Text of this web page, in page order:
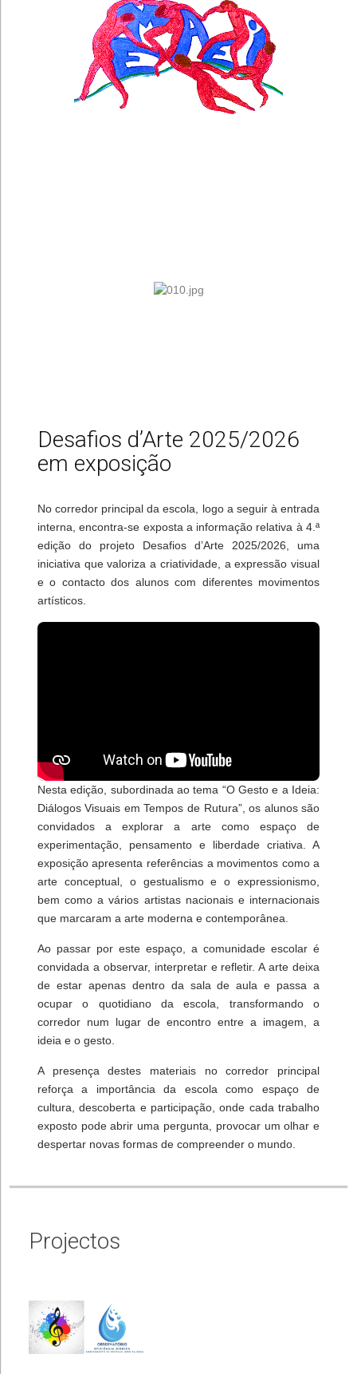
Desafios d’Arte 2025/2026
em exposição
No corredor principal da escola, logo a seguir à entrada
interna, encontra-se exposta a informação relativa à 4.ª
edição do projeto Desafios d’Arte 2025/2026, uma
iniciativa que valoriza a criatividade, a expressão visual
e o contacto dos alunos com diferentes movimentos
artísticos.
Nesta edição, subordinada ao tema “O Gesto e a Ideia:
Diálogos Visuais em Tempos de Rutura”, os alunos são
convidados a explorar a arte como espaço de
experimentação, pensamento e liberdade criativa. A
exposição apresenta referências a movimentos como a
arte conceptual, o gestualismo e o expressionismo,
bem como a vários artistas nacionais e internacionais
que marcaram a arte moderna e contemporânea.
Ao passar por este espaço, a comunidade escolar é
convidada a observar, interpretar e refletir. A arte deixa
de estar apenas dentro da sala de aula e passa a
ocupar o quotidiano da escola, transformando o
corredor num lugar de encontro entre a imagem, a
ideia e o gesto.
A presença destes materiais no corredor principal
reforça a importância da escola como espaço de
cultura, descoberta e participação, onde cada trabalho
exposto pode abrir uma pergunta, provocar um olhar e
despertar novas formas de compreender o mundo.
Projectos